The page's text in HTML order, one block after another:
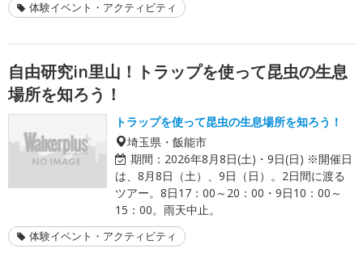
体験イベント・アクティビティ
自由研究in里山！トラップを使って昆虫の生息
場所を知ろう！
トラップを使って昆虫の生息場所を知ろう！
埼玉県・飯能市
期間： 2026年8月8日(土)・9日(日) ※開催日
は、8月8日（土）、9日（日）。2日間に渡る
ツアー。8日17：00～20：00・9日10：00～
15：00。雨天中止。
体験イベント・アクティビティ